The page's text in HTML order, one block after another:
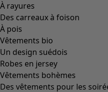
À rayures
Des carreaux à foison
À pois
Vêtements bio
Un design suédois
Robes en jersey
Vêtements bohèmes
Des vêtements pour les